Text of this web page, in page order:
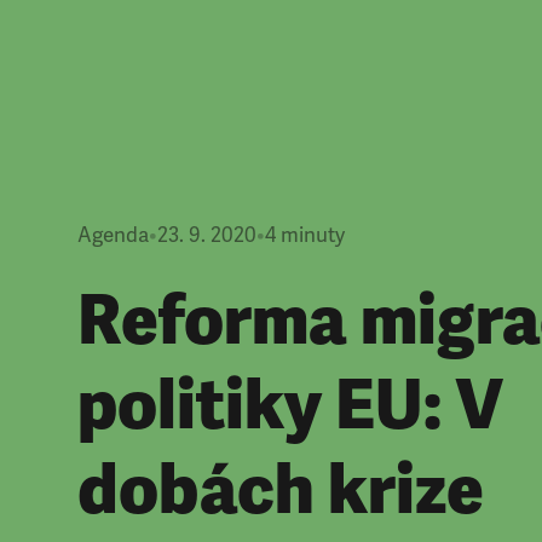
Agenda•23. 9. 2020•4 minuty
Reforma
politiky EU: V
dobách krize